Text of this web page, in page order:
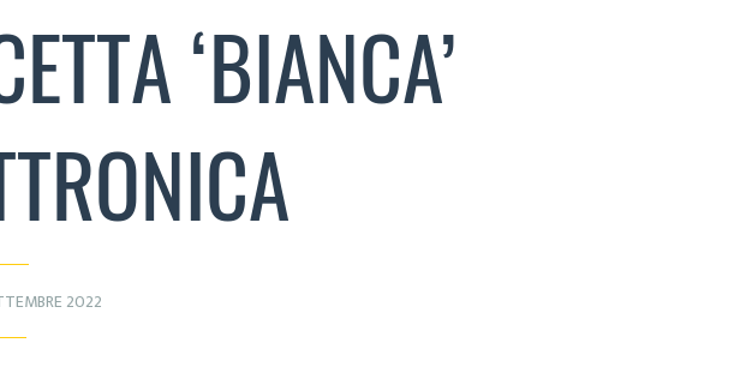
‘BIANCA’
2022